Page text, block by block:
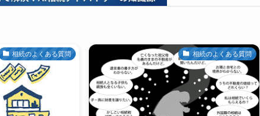
相続のよくある質問 相続のよくある質問